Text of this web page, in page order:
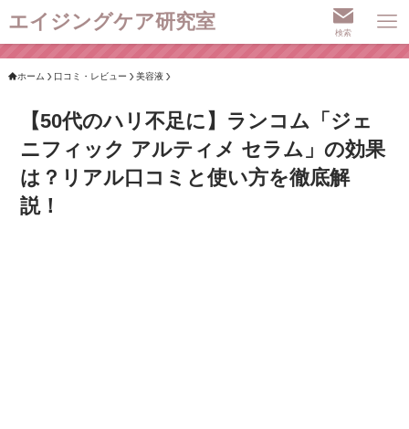
エイジングケア研究室 検索
ホーム 口コミ・レビュー 美容液
【50代のハリ不足に】ランコム「ジェ
ニフィック アルティメ セラム」の効果
は？リアル口コミと使い方を徹底解
説！